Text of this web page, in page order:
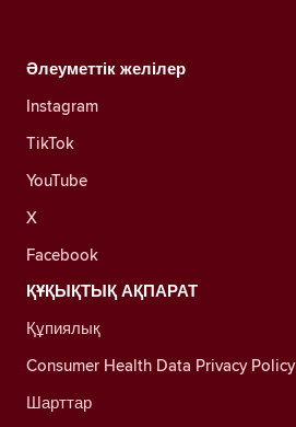
Әлеуметтік желілер
Instagram
TikTok
YouTube
X
Facebook
ҚҰҚЫҚТЫҚ АҚПАРАТ
Құпиялық
Consumer Health Data Privacy Policy
Шарттар